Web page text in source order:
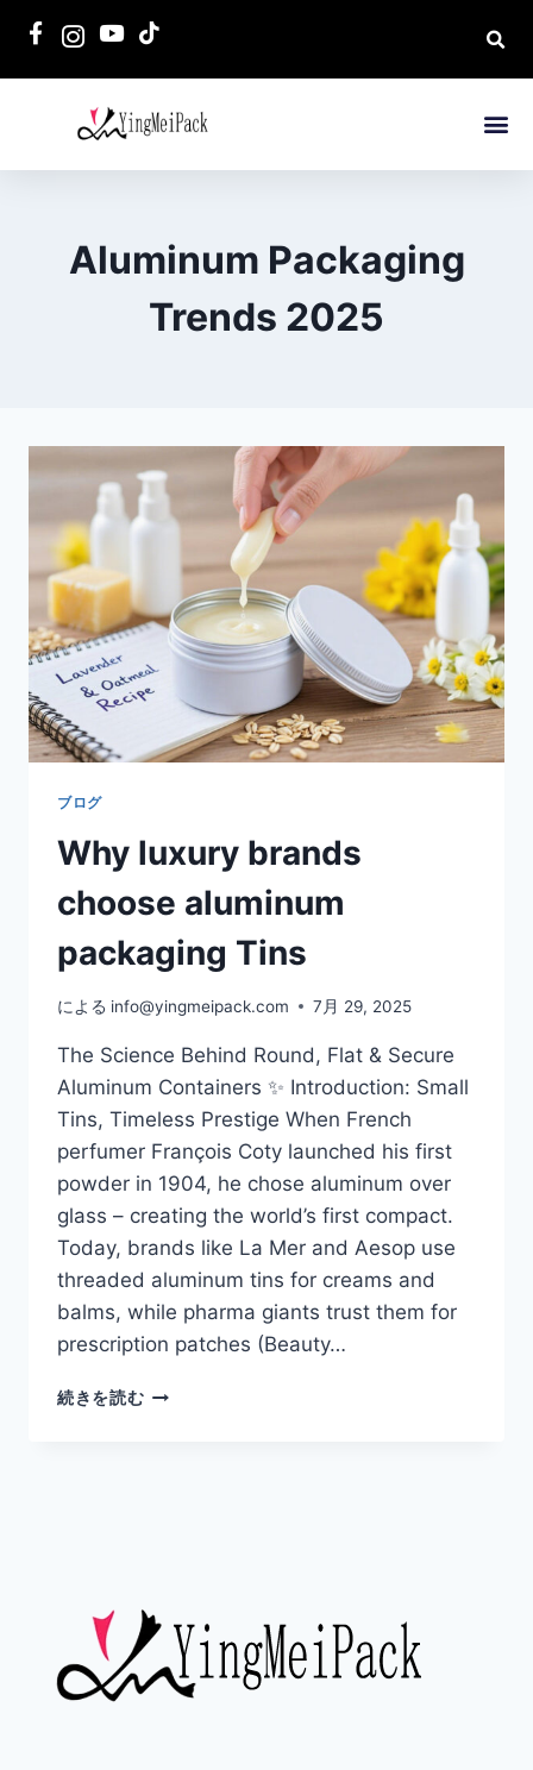
Aluminum Packaging
Trends 2025
ブログ
Why luxury brands
choose aluminum
packaging Tins
による info@yingmeipack.com 7月 29, 2025
The Science Behind Round, Flat & Secure
Aluminum Containers ✨ Introduction: Small
Tins, Timeless Prestige When French
perfumer François Coty launched his first
powder in 1904, he chose aluminum over
glass – creating the world’s first compact.
Today, brands like La Mer and Aesop use
threaded aluminum tins for creams and
balms, while pharma giants trust them for
prescription patches (Beauty…
続きを読む